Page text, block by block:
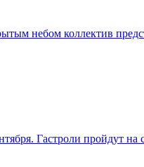
небом коллектив
Гастроли пройдут